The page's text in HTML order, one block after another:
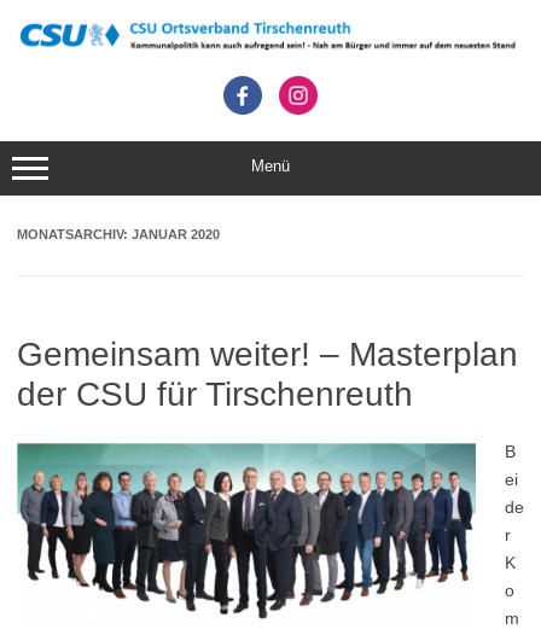
Inhalt
springen
Menü
MONATSARCHIV: JANUAR 2020
Gemeinsam weiter! – Masterplan
der CSU für Tirschenreuth
B
ei
de
r
K
o
m